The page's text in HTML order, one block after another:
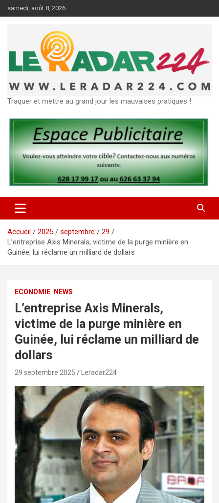
au
samedi, août 8, 2026
Traquer et mettre au grand jour les mauvaises pratiques !
Accueil 2025 septembre
29
L’entreprise Axis Minerals, victime de la purge minière en
Guinée, lui réclame un milliard de dollars
ECONOMIE NEWS
L’entreprise Axis Minerals,
victime de la purge minière en
Guinée, lui réclame un milliard de
dollars
29 septembre 2025 Leradar224